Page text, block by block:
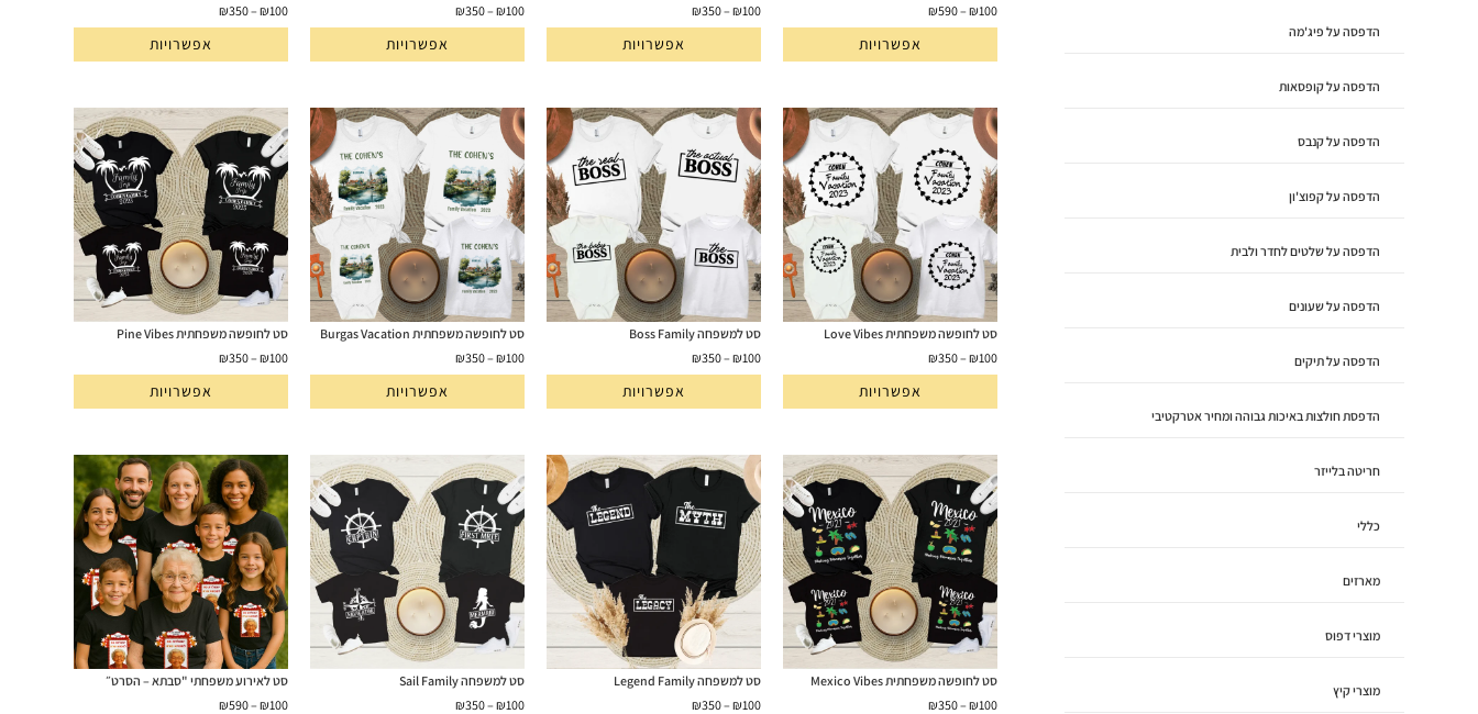
₪100
–
₪590
אפשרויות
₪100
–
₪350
אפשרויות
₪100
–
₪350
אפשרויות
₪100
–
₪350
אפשרויות
סט לחופשה משפחתית Love Vibes
₪100
–
₪350
אפשרויות
סט למשפחה Boss Family
₪100
–
₪350
אפשרויות
סט לחופשה משפחתית Burgas Vacation
₪100
–
₪350
אפשרויות
סט לחופשה משפחתית Pine Vibes
₪100
–
₪350
אפשרויות
סט לחופשה משפחתית Mexico Vibes
₪100
–
₪350
סט למשפחה Legend Family
₪100
–
₪350
סט למשפחה Sail Family
₪100
–
₪350
סט לאירוע משפחתי "סבתא – הסרט״
₪100
–
₪590
הדפסה על פיג'מה
הדפסה על קופסאות
הדפסה על קנבס
הדפסה על קפוצ'ון
הדפסה על שלטים לחדר ולבית
הדפסה על שעונים
הדפסה על תיקים
הדפסת חולצות באיכות גבוהה ומחיר אטרקטיבי
חריטה בלייזר
כללי
מארזים
מוצרי דפוס
מוצרי קיץ